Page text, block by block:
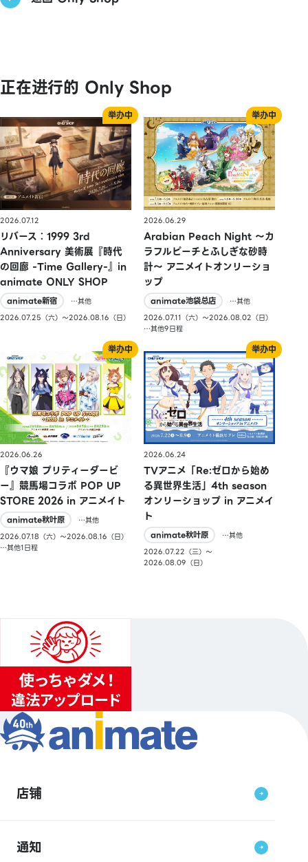
正在进行的 Only Shop
2026.07.12
リバース：1999 3rd
Anniversary 美術展『時代
の回廊 -Time Gallery-』in
animate ONLY SHOP
animate新宿
…其他
2026.07.25（六）〜2026.08.16（日）
2026.06.29
Arabian Peach Night 〜カ
ラフルピーチとふしぎな砂時
計〜 アニメイトオンリーショ
ップ
animate池袋总店
…其他
2026.07.11（六）〜2026.08.02（日）
…其他9日程
2026.06.26
『ウマ娘 プリティーダービ
ー』競馬場コラボ POP UP
STORE 2026 in アニメイト
animate秋叶原
…其他
2026.07.18（六）〜2026.08.16（日）
…其他1日程
2026.06.24
TVアニメ「Re:ゼロから始め
る異世界生活」4th season
オンリーショップ in アニメイ
ト
animate秋叶原
…其他
2026.07.22（三）〜
2026.08.09（日）
店铺
通知